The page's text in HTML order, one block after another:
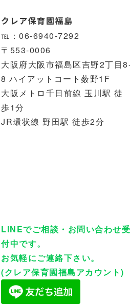
クレア保育園福島
℡：06-6940-7292
〒553-0006
大阪府大阪市福島区吉野2丁目
8 ハイアットコート薮野1F
大阪メトロ千日前線 玉川駅 徒
歩1分
JR環状線 野田駅 徒歩2分
LINEでご相談・お問い合わせ受
付中です。
お気軽にご連絡下さい。
(クレア保育園福島アカウント)